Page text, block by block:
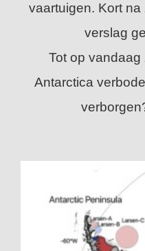
vaartuigen. Kort
verslag
Tot op
Antarctica